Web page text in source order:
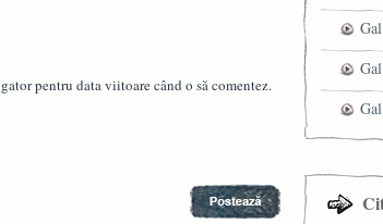
pentru data viitoare când o să comentez.